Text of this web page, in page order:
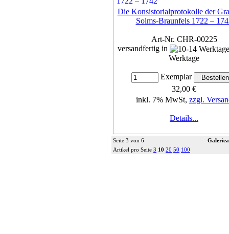
Die Konsistorialprotokolle der
Solms-Braunfels 1722 –
Art-Nr. CHR-00225
versandfertig in
Werktage
Exemplar
32,00 €
inkl. 7% MwSt, zzgl.
Details...
Seite 3 von 6
Artikel pro Seite 3 10 20 50 100